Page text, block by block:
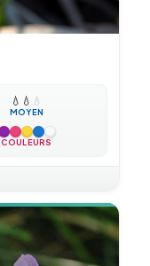
💧 💧 💧
MOYEN
COULEURS